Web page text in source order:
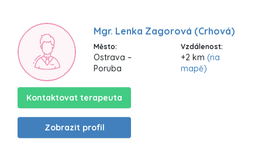
Mgr. Lenka Zagorová (Crhová)
Město:
Ostrava –
Poruba
Vzdálenost:
+2 km(na
mapě)
Kontaktovat terapeuta
Zobrazit profil